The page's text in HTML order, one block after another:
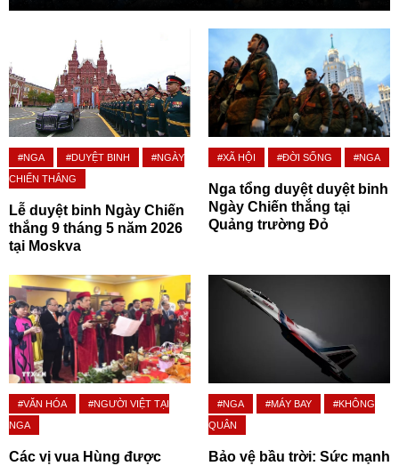
#NGA #DUYỆT BINH
#NGÀY
CHIẾN THẮNG
Lễ duyệt binh Ngày Chiến
thắng 9 tháng 5 năm 2026
tại Moskva
#XÃ HỘI #ĐỜI SỐNG #NGA
Nga tổng duyệt duyệt binh
Ngày Chiến thắng tại
Quảng trường Đỏ
#VĂN HÓA
#NGƯỜI VIỆT TẠI
NGA
Các vị vua Hùng được
#NGA #MÁY BAY
#KHÔNG
QUÂN
Bảo vệ bầu trời: Sức mạnh